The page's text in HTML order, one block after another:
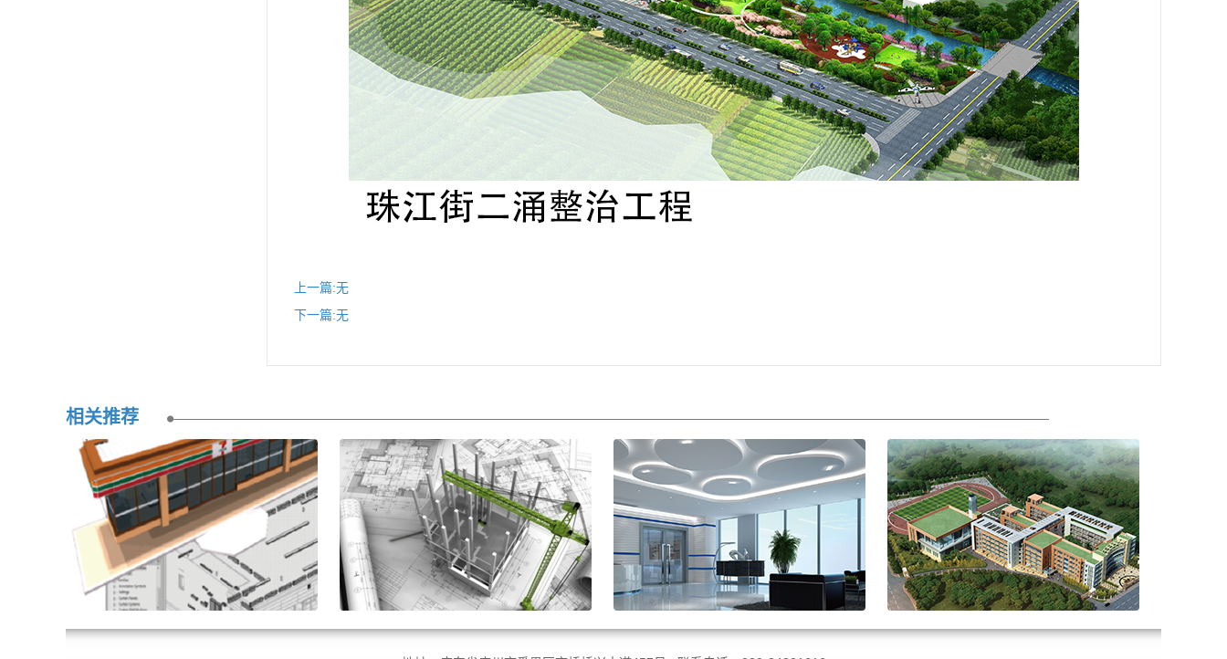
上一篇:无
下一篇:无
相关推荐
项目管理
公司自成立以来，就把建设国内项目
管理和建咨询行业的一流的企业和知
名品牌做为自己的奋斗目标。我们为
客户...
工程咨询
建发致力于运用多学科知识和经验、
现代科学技术和管理办法，为客户提
供独立、科学、公正的建设项目决策
咨询...
造价咨询
公司自1997年开始从事造价咨询业
务，为业主提供项目投资控制，满意
率达100%。我们可为客户提供的服...
报建报批服务
工程建设的报建报批是建设单位的一
项极其重要的工作，报建过程手续繁
琐，其工作规律和性质决定了这项工
作具...